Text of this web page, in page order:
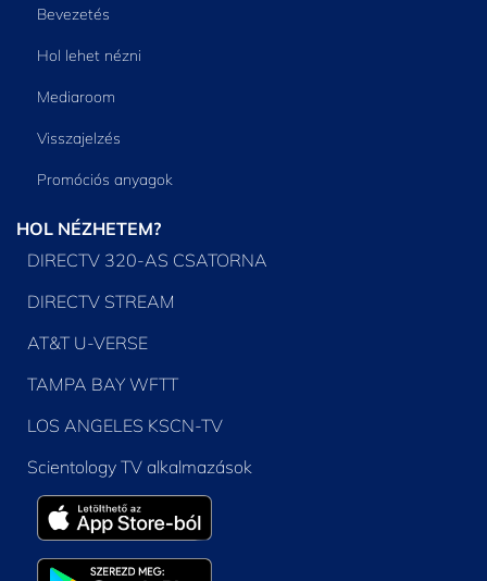
Bevezetés
Hol lehet nézni
Mediaroom
Visszajelzés
Promóciós anyagok
HOL NÉZHETEM?
DIRECTV 320-AS CSATORNA
DIRECTV STREAM
AT&T U-VERSE
TAMPA BAY WFTT
LOS ANGELES KSCN-TV
Scientology TV alkalmazások